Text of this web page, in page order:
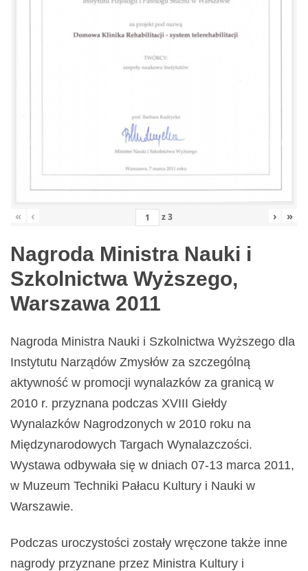
« ‹ z3 › »
Nagroda Ministra Nauki i
Szkolnictwa Wyższego,
Warszawa 2011
Nagroda Ministra Nauki i Szkolnictwa Wyższego dla
Instytutu Narządów Zmysłów za szczególną
aktywność w promocji wynalazków za granicą w
2010 r. przyznana podczas XVIII Giełdy
Wynalazków Nagrodzonych w 2010 roku na
Międzynarodowych Targach Wynalazczości.
Wystawa odbywała się w dniach 07-13 marca 2011,
w Muzeum Techniki Pałacu Kultury i Nauki w
Warszawie.
Podczas uroczystości zostały wręczone także inne
nagrody przyznane przez Ministra Kultury i